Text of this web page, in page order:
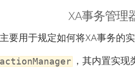
XA事务管理
要用于规定如何将XA事务的
，其内置实现